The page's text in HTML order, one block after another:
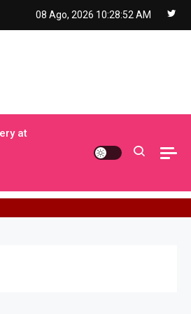
08 Ago, 2026 10:28:53 AM
at